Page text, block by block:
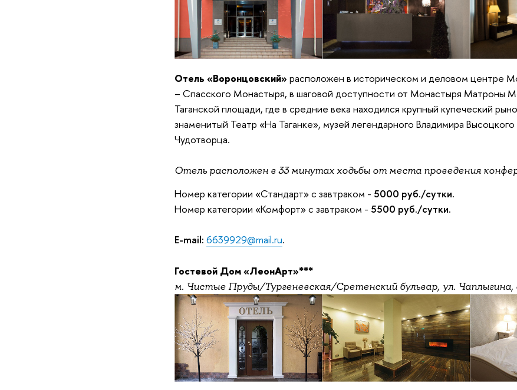
Отель «Воронцовский» расположен в историческом и деловом центре
– Спасского Монастыря, в шаговой доступности от Монастыря Матроны
Таганской площади, где в средние века находился крупный купеческий
знаменитый Театр «На Таганке», музей легендарного Владимира
Чудотворца.
Отель расположен в 33 минутах ходьбы от места проведения
Номер категории «Стандарт» с завтраком - 5000 руб./сутки.
Номер категории «Комфорт» с завтраком - 5500 руб./сутки.
E-mail: 6639929@mail.ru.
Гостевой Дом«ЛеонАрт»***
м. Чистые Пруды/Тургеневская/Сретенский бульвар, ул. Чаплыгина,